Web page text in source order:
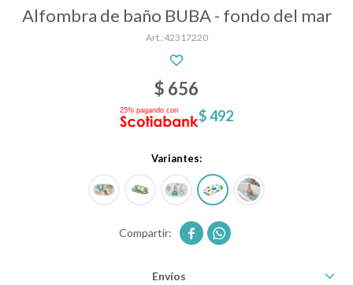
Alfombra de baño BUBA - fondo del mar
42317220
$ 656
$492
Variantes:
 
Envíos
Alimentación
Paseo y seguridad